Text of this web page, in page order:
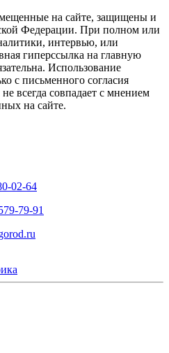
на сайте, защищены и
Федерации. При полном или
интервью, или
гиперссылка на главную
Использование
с письменного согласия
всегда совпадает с мнением
на сайте.
02-64
79-91